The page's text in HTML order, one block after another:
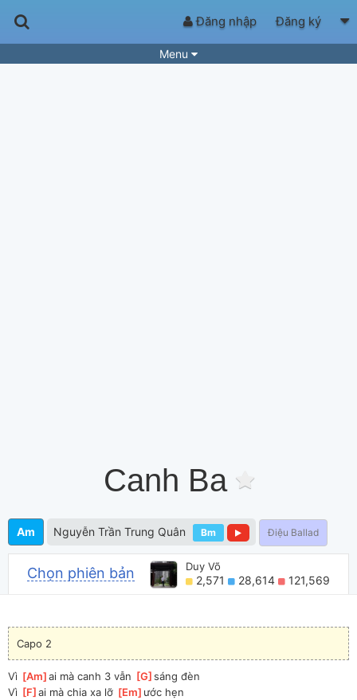
Đăng nhập Đăng ký
Menu
Canh Ba
Am Nguyễn Trần Trung Quân Bm Điệu Ballad
Chọn phiên bản Duy Võ
2,571 28,614 121,569
Capo 2
Vì [Am ]
ai mà canh 3 vẫn [G ]
sáng đèn
Vì [F ]
ai mà chia xa lỡ [Em ]ước hẹn